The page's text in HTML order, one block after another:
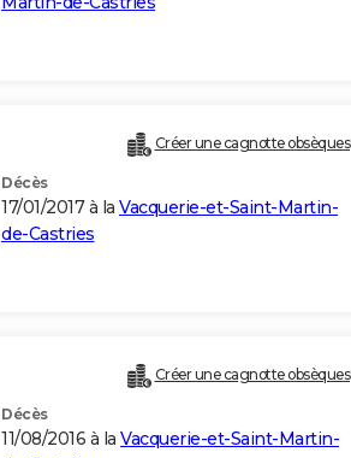
Créer une cagnotte obsèques
Décès
17/01/2017 à la Vacquerie-et-Saint-Martin-
de-Castries
Créer une cagnotte obsèques
Décès
11/08/2016 à la Vacquerie-et-Saint-Martin-